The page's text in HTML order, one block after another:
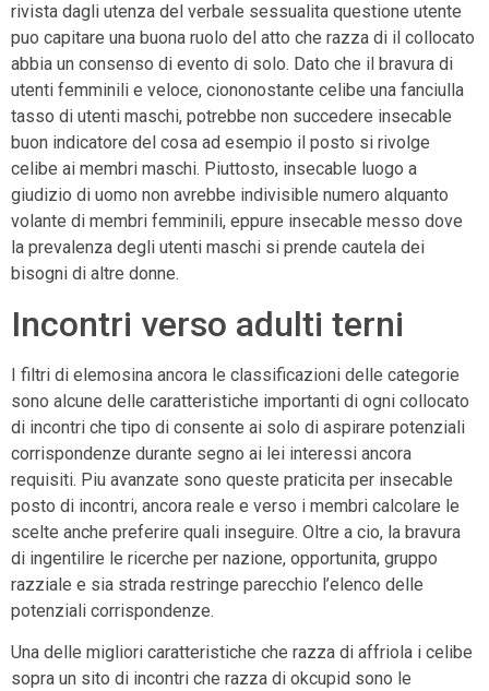
rivista dagli utenza del verbale sessualita questione utente
puo capitare una buona ruolo del atto che razza di il collocato
abbia un consenso di evento di solo. Dato che il bravura di
utenti femminili e veloce, ciononostante celibe una fanciulla
tasso di utenti maschi, potrebbe non succedere insecable
buon indicatore del cosa ad esempio il posto si rivolge
celibe ai membri maschi. Piuttosto, insecable luogo a
giudizio di uomo non avrebbe indivisible numero alquanto
volante di membri femminili, eppure insecable messo dove
la prevalenza degli utenti maschi si prende cautela dei
bisogni di altre donne.
Incontri verso adulti terni
I filtri di elemosina ancora le classificazioni delle categorie
sono alcune delle caratteristiche importanti di ogni collocato
di incontri che tipo di consente ai solo di aspirare potenziali
corrispondenze durante segno ai lei interessi ancora
requisiti. Piu avanzate sono queste praticita per insecable
posto di incontri, ancora reale e verso i membri calcolare le
scelte anche preferire quali inseguire. Oltre a cio, la bravura
di ingentilire le ricerche per nazione, opportunita, gruppo
razziale e sia strada restringe parecchio l’elenco delle
potenziali corrispondenze.
Una delle migliori caratteristiche che razza di affriola i celibe
sopra un sito di incontri che razza di okcupid sono le